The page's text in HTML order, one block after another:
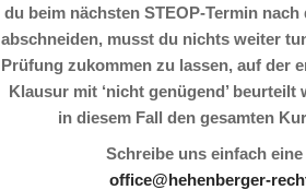
du beim nächsten STEOP-Termin
abschneiden, musst du nichts weiter
Prüfung zukommen zu lassen, auf der
Klausur mit ‘nicht genügend’
in diesem Fall den gesamten
Schreibe uns einfach
office@hehenberger-